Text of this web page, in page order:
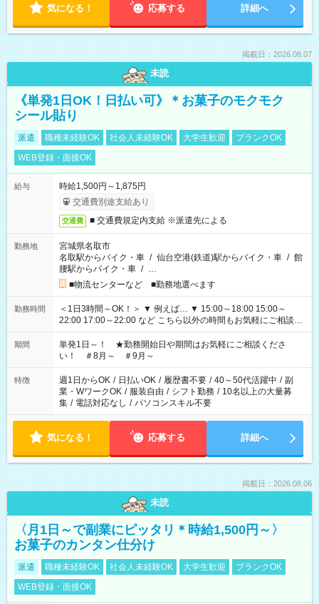
気になる！ 応募する 詳細へ
掲載日：2026.08.07
未読
《単発1日OK！日払い可》＊お菓子のモクモク
シール貼り
派遣 職種未経験OK 社会人未経験OK 大学生歓迎
ブランクOK
WEB登録・面接OK
給与
時給1,500円～1,875円
交通費別途支給あり
交通費 ■ 交通費規定内支給 ※派遣先による
勤務地
宮城県名取市
名取駅からバイク・車 / 仙台空港(鉄道)駅からバイク・車 / 館
腰駅からバイク・車 / …
■物流センターなど ■勤務地選べます
勤務時間
＜1日3時間～OK！＞ ▼ 例えば… ▼ 15:00～18:00 15:00～
22:00 17:00～22:00 など こちら以外の時間もお気軽にご相談く
ださい！
期間
単発1日～！ ★勤務開始日や期間はお気軽にご相談くださ
い！ ＃8月～ ＃9月～
特徴 週1日からOK / 日払いOK / 履歴書不要 / 40～50代活躍中 / 副
業・WワークOK / 服装自由 / シフト勤務 / 10名以上の大量募
集 / 電話対応なし / パソコンスキル不要
気になる！ 応募する 詳細へ
掲載日：2026.08.06
未読
〈月1日～で副業にピッタリ＊時給1,500円～〉
お菓子のカンタン仕分け
派遣 職種未経験OK 社会人未経験OK 大学生歓迎
ブランクOK
WEB登録・面接OK